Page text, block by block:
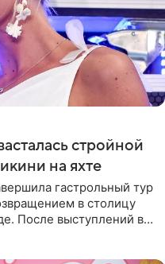
стройной
на яхте
гастрольный тур
в столицу
После выступлений в